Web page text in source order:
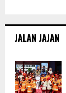
JALAN JAJAN